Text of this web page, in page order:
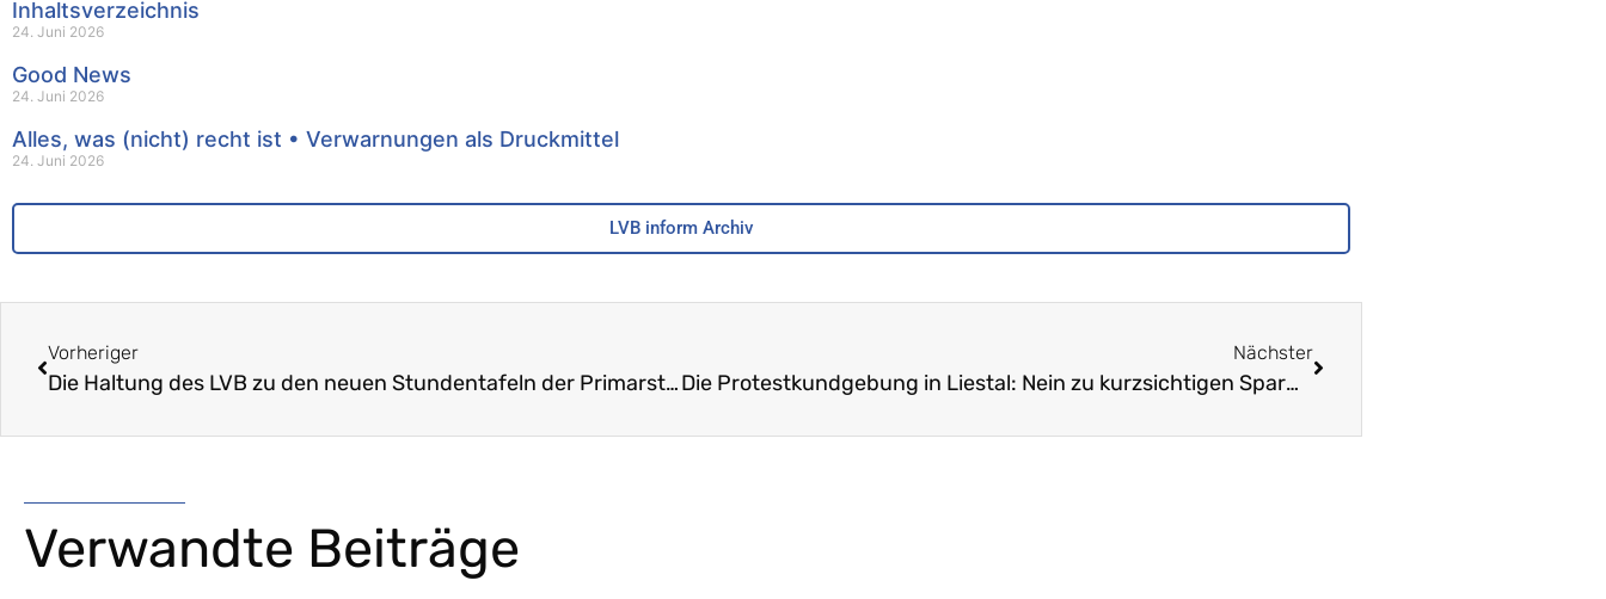
Inhaltsverzeichnis
24. Juni 2026
Good News
24. Juni 2026
Alles, was (nicht) recht ist • Verwarnungen als Druckmittel
24. Juni 2026
LVB inform Archiv
Vorheriger
Die Haltung des LVB zu den neuen Stundentafeln der Primarstufe und der Sekundarstufe I
Nächster
Die Protestkundgebung in Liestal: Nein zu kurzsichtigen Sparmassnahmen!
Verwandte Beiträge